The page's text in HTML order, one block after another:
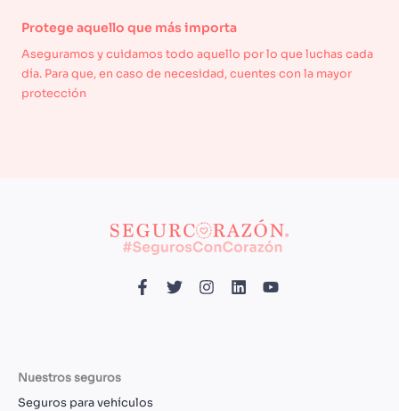
Protege aquello que más importa
Aseguramos y cuidamos todo aquello por lo que luchas cada
día. Para que, en caso de necesidad, cuentes con la mayor
protección
Nuestros seguros
Seguros para vehículos